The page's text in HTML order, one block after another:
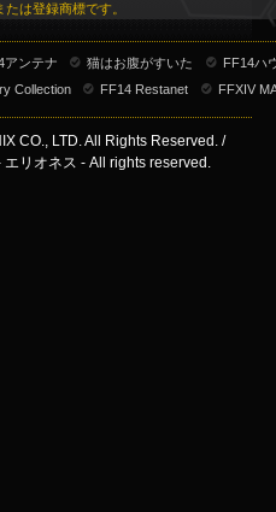
たは登録商標です。
アンテナ 猫はお腹がすいた
FF14ハ
Collection FF14 Restanet FFXIV
CO., LTD. All Rights Reserved. /
リオネス - All rights reserved.